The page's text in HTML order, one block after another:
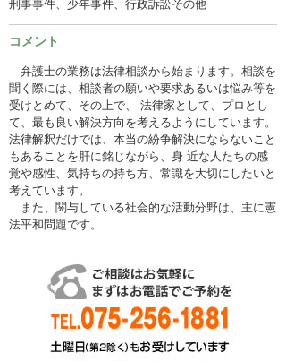
刑事事件、少年事件、行政訴訟その他
コメント
弁護士の業務は法律相談から始まります。相談を
聞く際には、相談者の願いや要求あるいは悩み等を
受けとめて、その上で、 法律家として、プロとし
て、最も良い解決方向を考えるようにしています。
法律解釈だけでは、本当の紛争解決にならないこと
もあることを肝に銘じながら、身 近な人たちの感
覚や感性、気持ちの持ち方、常識を大切にしたいと
考えています。
また、関与している社会的な活動分野は、主に憲
法平和問題です。